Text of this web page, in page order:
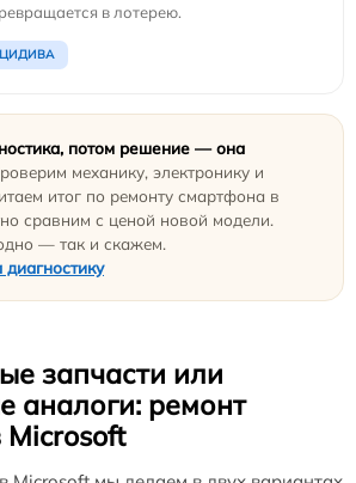
в лотерею.
потом решение — она
механику, электронику и
итог по ремонту смартфона в
сравним с ценой новой модели.
— так и скажем.
диагностику
запчасти или
аналоги: ремонт